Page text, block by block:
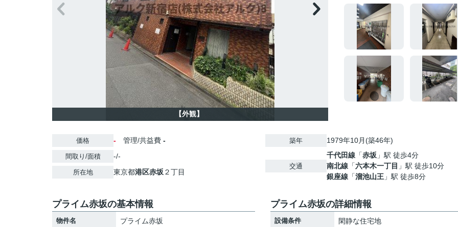
【外観】
価格 - 管理/共益費 -
間取り/面積 -/-
所在地 東京都港区赤坂 ２丁目
築年 1979年10月(築46年)
交通
千代田線 「赤坂 」駅 徒歩4分
南北線 「六本木一丁目 」駅 徒歩10分
銀座線 「溜池山王 」駅 徒歩8分
プライム赤坂の基本情報
物件名 プライム赤坂
プライム赤坂の詳細情報
設備条件
閑静な住宅地